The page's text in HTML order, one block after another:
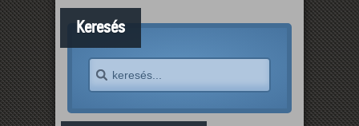
Keresés